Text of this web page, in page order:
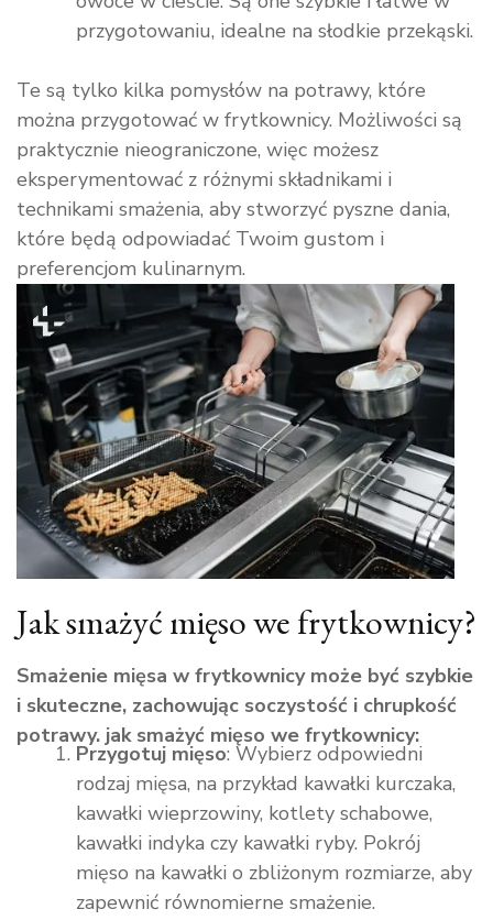
przygotowaniu, idealne na słodkie przekąski.
Te są tylko kilka pomysłów na potrawy, które
można przygotować w frytkownicy. Możliwości są
praktycznie nieograniczone, więc możesz
eksperymentować z różnymi składnikami i
technikami smażenia, aby stworzyć pyszne dania,
które będą odpowiadać Twoim gustom i
preferencjom kulinarnym.
Jak smażyć mięso we frytkownicy?
Smażenie mięsa w frytkownicy może być szybkie
i skuteczne, zachowując soczystość i chrupkość
potrawy. jak smażyć mięso we frytkownicy:
Przygotuj mięso: Wybierz odpowiedni
rodzaj mięsa, na przykład kawałki kurczaka,
kawałki wieprzowiny, kotlety schabowe,
kawałki indyka czy kawałki ryby. Pokrój
mięso na kawałki o zbliżonym rozmiarze, aby
zapewnić równomierne smażenie.